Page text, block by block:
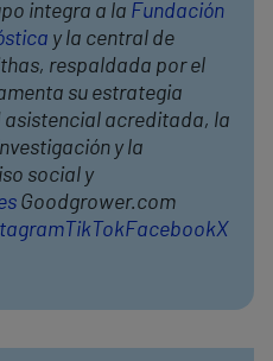
integra a la Fundación
y la central de
respaldada por el
su estrategia
acreditada, la
y la
social y
Goodgrower.com
TikTokFacebookX